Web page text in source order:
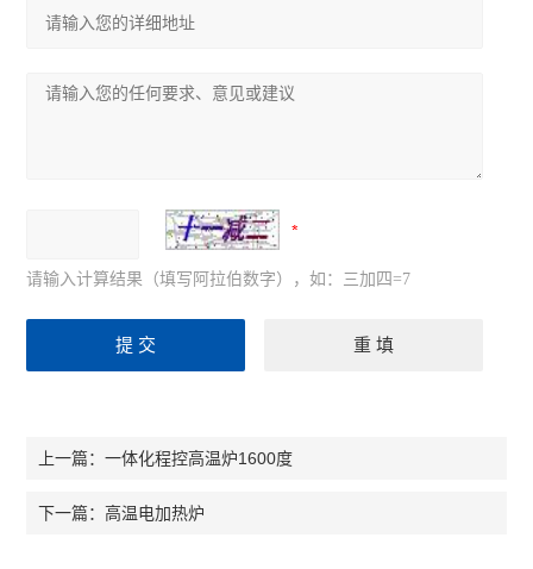
请输入计算结果（填写阿拉伯数字），如：三加四=7
上一篇：一体化程控高温炉1600度
下一篇： 高温电加热炉